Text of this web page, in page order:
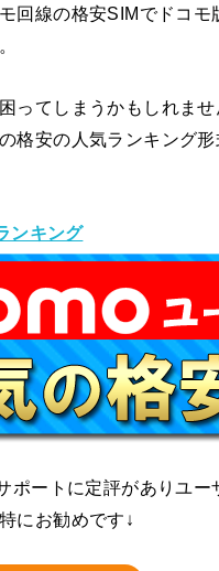
回線の格安SIMでドコ
ってしまうかもしれませ
格安の人気ランキング
ンキング
ポートに定評がありユ
にお勧めです↓